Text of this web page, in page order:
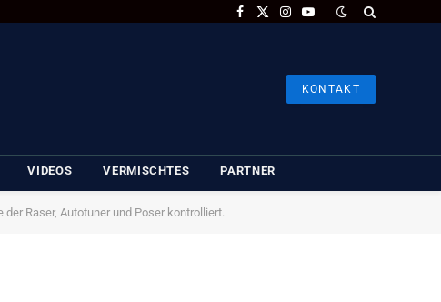
Facebook
X
Instagram
YouTube
KONTAKT
VIDEOS VERMISCHTES PARTNER
Raser, Autotuner und Poser kontrolliert.